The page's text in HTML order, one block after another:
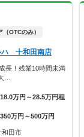
（OTCのみ）
ハ 十和田南店
長！残業10時間未満
…
18.0万円～28.5万円程
350万円～500万円
和田市